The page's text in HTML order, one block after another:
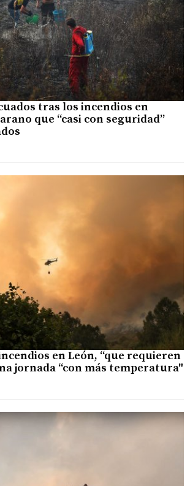
tras los incendios en
que “casi con seguridad”
en León, “que requieren
jornada “con más temperatura"